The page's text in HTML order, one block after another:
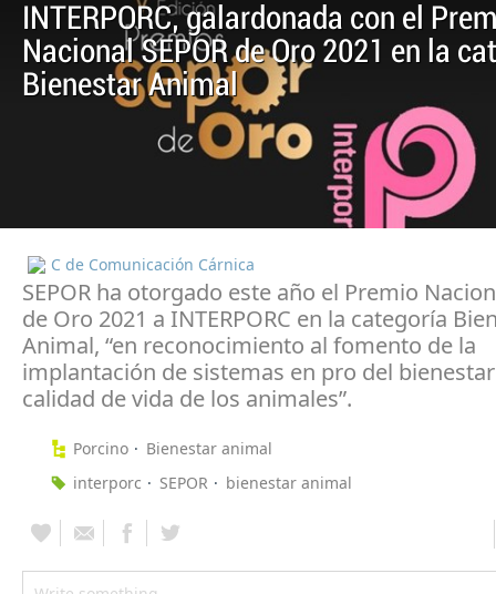
INTERPORC, galardonada con el
Nacional SEPOR de Oro 2021 en la
Bienestar Animal
C de Comunicación Cárnica
SEPOR ha otorgado este año el Premio
de Oro 2021 a INTERPORC en la categoría
Animal, “en reconocimiento al fomento de la
implantación de sistemas en pro del
calidad de vida de los animales”.
Porcino
Bienestar animal
interporc
SEPOR bienestar animal